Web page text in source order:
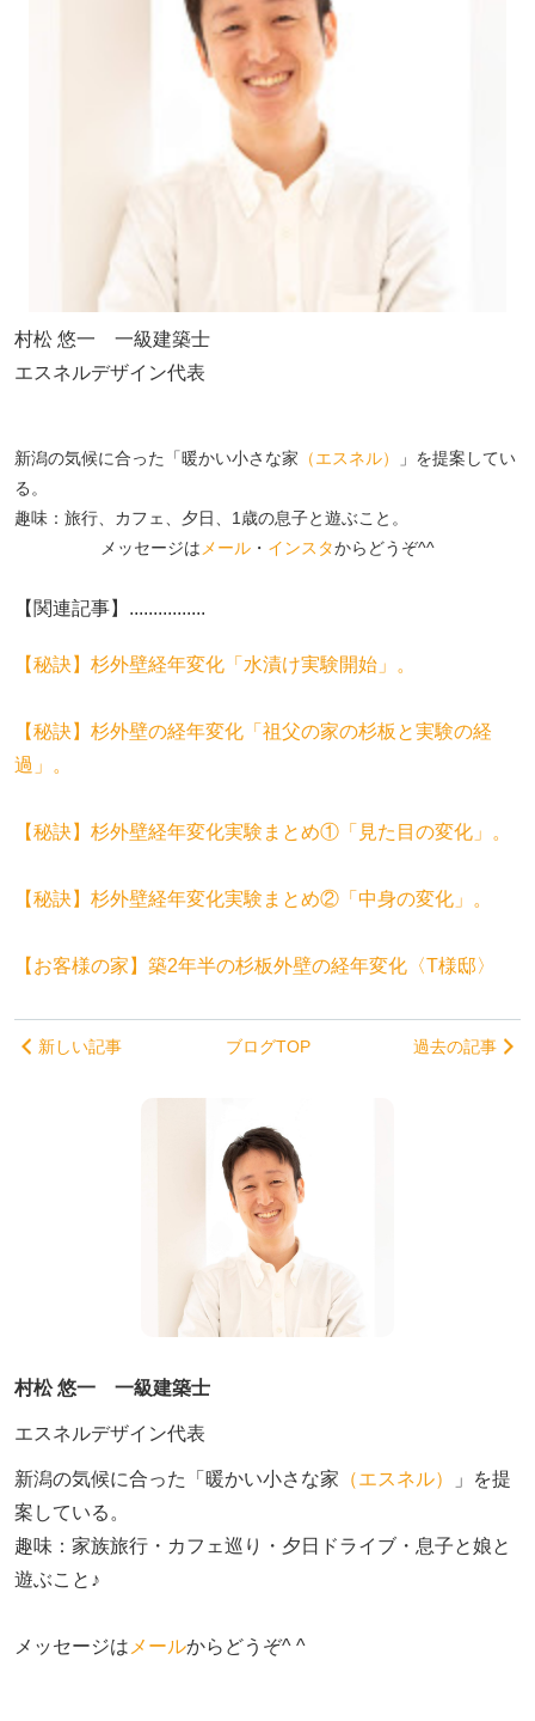
村松 悠一 一級建築士
エスネルデザイン代表
新潟の気候に合った「暖かい小さな家 （エスネル）
」を提案してい
る。
趣味：旅行、カフェ、夕日、1歳の息子と遊ぶこと。
メッセージは メール ・ インスタからどうぞ^^
【関連記事】................
【秘訣】杉外壁経年変化「水漬け実験開始」。
【秘訣】杉外壁の経年変化「祖父の家の杉板と実験の経
過」。
【秘訣】杉外壁経年変化実験まとめ①「見た目の変化」。
【秘訣】杉外壁経年変化実験まとめ②「中身の変化」。
【お客様の家】築2年半の杉板外壁の経年変化〈T様邸〉
新しい記事 ブログTOP 過去の記事
村松 悠一 一級建築士
エスネルデザイン代表
新潟の気候に合った「暖かい小さな家 （エスネル）
」を提
案している。
趣味：家族旅行・カフェ巡り・夕日ドライブ・息子と娘と
遊ぶこと♪
メッセージは メールからどうぞ^ ^